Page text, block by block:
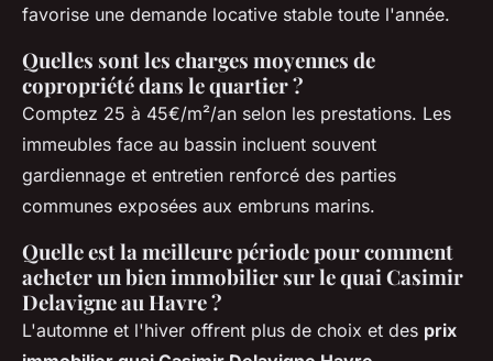
favorise une demande locative stable toute l'année.
Quelles sont les charges moyennes de
copropriété dans le quartier ?
Comptez 25 à 45€/m²/an selon les prestations. Les
immeubles face au bassin incluent souvent
gardiennage et entretien renforcé des parties
communes exposées aux embruns marins.
Quelle est la meilleure période pour comment
acheter un bien immobilier sur le quai Casimir
Delavigne au Havre ?
L'automne et l'hiver offrent plus de choix et des prix